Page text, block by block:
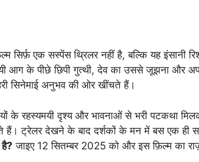
सिर्फ़ एक सस्पेंस थ्रिलर नहीं है, बल्कि यह इंसानी
आग के पीछे छिपी गुत्थी, देव का उससे जूझना और
सिनेमाई अनुभव की ओर खींचते हैं।
के रहस्यमयी दृश्य और भावनाओं से भरी पटकथा
ट्रेलर देखने के बाद दर्शकों के मन में बस एक ही
जाइए 12 सितम्बर 2025 को और इस फ़िल्म का